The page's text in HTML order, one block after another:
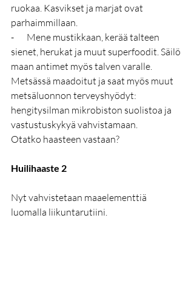
ruokaa. Kasvikset ja marjat ovat
parhaimmillaan.
-       Mene mustikkaan, kerää talteen
sienet, herukat ja muut superfoodit. Säilö
maan antimet myös talven varalle.
Metsässä maadoitut ja saat myös muut
metsäluonnon terveyshyödyt:
hengitysilman mikrobiston suolistoa ja
vastustuskykyä vahvistamaan.
Otatko haasteen vastaan?
Huilihaaste 2
Nyt vahvistetaan maaelementtiä
luomalla liikuntarutiini.